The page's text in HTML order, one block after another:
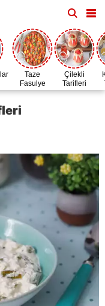
Taze
Fasulye
Zamanı
Çilekli
Tarifleri